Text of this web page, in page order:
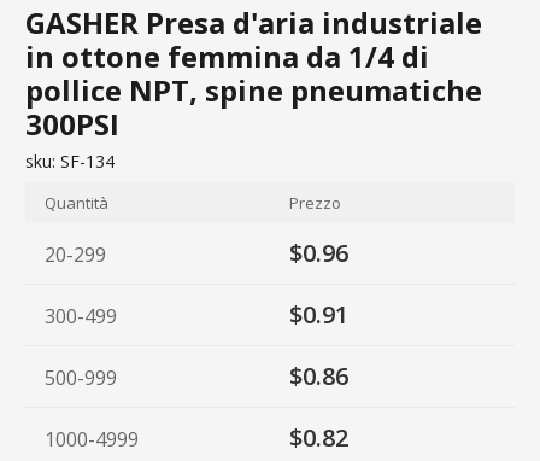
GASHER Presa d'aria industriale
in ottone femmina da 1/4 di
pollice NPT, spine pneumatiche
300PSI
sku: SF-134
Quantità Prezzo
20-299 $0.96
300-499 $0.91
500-999 $0.86
1000-4999 $0.82